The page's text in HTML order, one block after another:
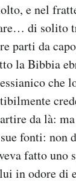
e nel
di solito
parti da
la Bibbia
che
da là:
fonti: non
fatto
lui in odore